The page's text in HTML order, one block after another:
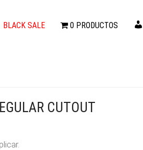
BLACK SALE 0 PRODUCTOS
CUTOUT